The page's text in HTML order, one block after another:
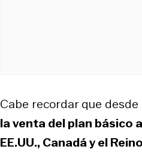
Cabe recordar que
la venta del plan básico
EE.UU., Canadá y el